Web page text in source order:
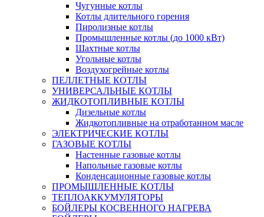
Чугунные котлы
Котлы длительного горения
Пиролизные котлы
Промышленные котлы (до 1000 кВт)
Шахтные котлы
Угольные котлы
Воздухогрейные котлы
ПЕЛЛЕТНЫЕ КОТЛЫ
УНИВЕРСАЛЬНЫЕ КОТЛЫ
ЖИДКОТОПЛИВНЫЕ КОТЛЫ
Дизельные котлы
Жидкотопливные на отработанном масле
ЭЛЕКТРИЧЕСКИЕ КОТЛЫ
ГАЗОВЫЕ КОТЛЫ
Настенные газовые котлы
Напольные газовые котлы
Конденсационные газовые котлы
ПРОМЫШЛЕННЫЕ КОТЛЫ
ТЕПЛОАККУМУЛЯТОРЫ
БОЙЛЕРЫ КОСВЕННОГО НАГРЕВА